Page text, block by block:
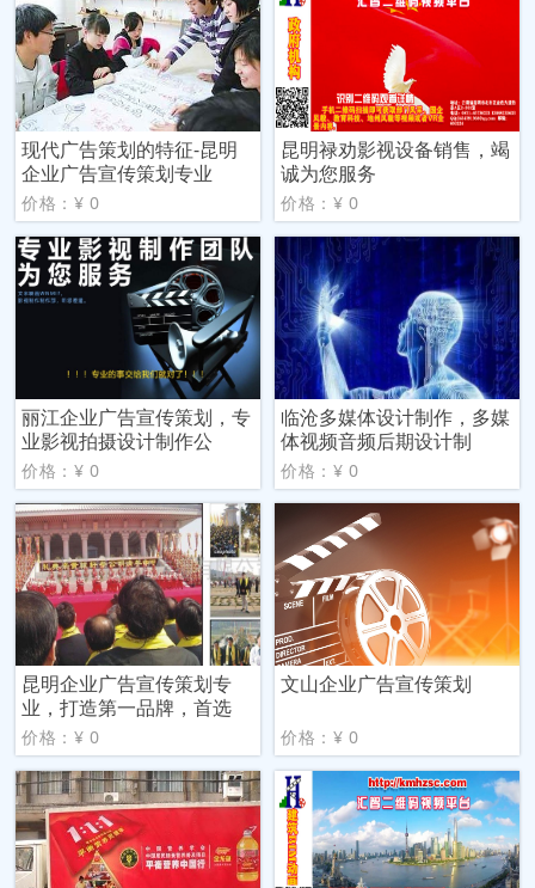
现代广告策划的特征-昆明
企业广告宣传策划专业
价格：¥ 0
昆明禄劝影视设备销售，竭
诚为您服务
价格：¥ 0
丽江企业广告宣传策划，专
业影视拍摄设计制作公
价格：¥ 0
临沧多媒体设计制作，多媒
体视频音频后期设计制
价格：¥ 0
昆明企业广告宣传策划专
业，打造第一品牌，首选
价格：¥ 0
文山企业广告宣传策划
价格：¥ 0